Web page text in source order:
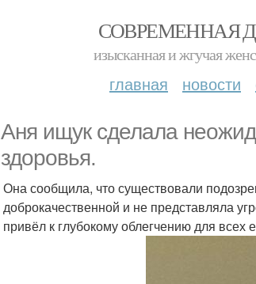
СОВРЕМЕННАЯ
изысканная и жгучая
главная новости
Аня ищук сделала
здоровья.
Она сообщила, что существовали
доброкачественной и не представляла
привёл к глубокому облегчению для всех